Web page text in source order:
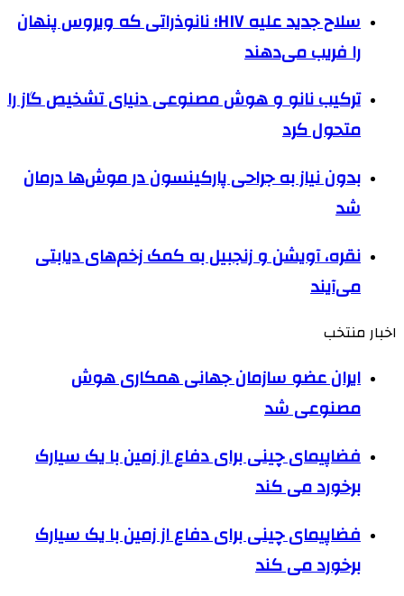
سلاح جدید علیه HIV؛ نانوذراتی که ویروس پنهان
را فریب می‌دهند
ترکیب نانو و هوش مصنوعی دنیای تشخیص گاز را
متحول کرد
بدون نیاز به جراحی پارکینسون در موش‌ها درمان
شد
نقره، آویشن و زنجبیل به کمک زخم‌های دیابتی
می‌آیند
اخبار منتخب
ایران عضو سازمان جهانی همکاری هوش
مصنوعی شد
فضاپیمای چینی برای دفاع از زمین با یک سیارک
برخورد می کند
فضاپیمای چینی برای دفاع از زمین با یک سیارک
برخورد می کند